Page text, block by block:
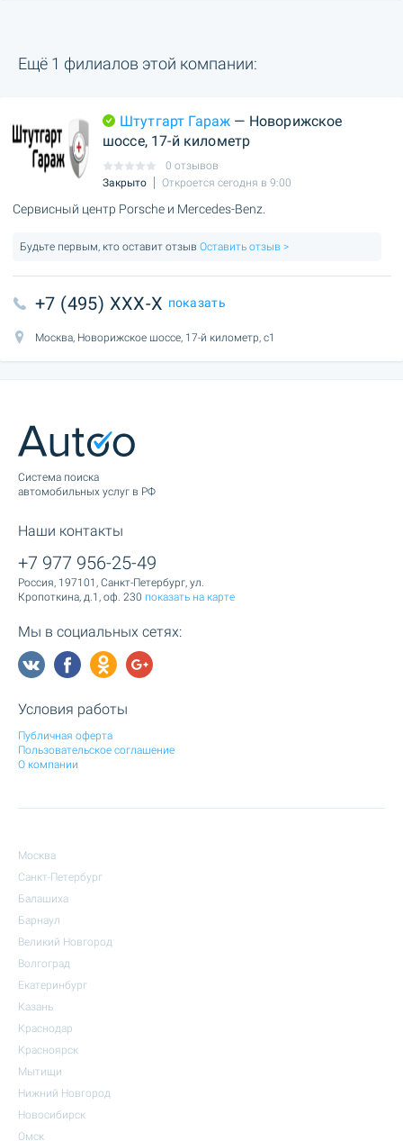
Ещё 1 филиалов этой компании:
Штутгарт Гараж — Новорижское
шоссе, 17-й километр
0 отзывов
Закрыто
Откроется сегодня в 9:00
Сервисный центр Porsche и Mercedes-Benz.
Будьте первым, кто оставит отзыв Оставить отзыв >
+7 (495) XXX-X показать
Москва, Новорижское шоссе, 17-й километр, с1
Cистема поиска
автомобильных услуг в РФ
Наши контакты
+7 977 956-25-49
Россия, 197101, Санкт-Петербург, ул.
Кропоткина, д.1, оф. 230 показать на карте
Мы в социальных сетях:
Условия работы
Публичная оферта
Пользовательское соглашение
О компании
Москва
Санкт-Петербург
Балашиха
Барнаул
Великий Новгород
Волгоград
Екатеринбург
Казань
Краснодар
Красноярск
Мытищи
Нижний Новгород
Новосибирск
Омск